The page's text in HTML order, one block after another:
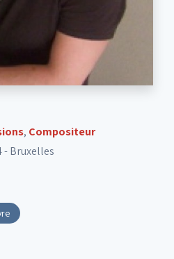
, Compositeur
- Bruxelles